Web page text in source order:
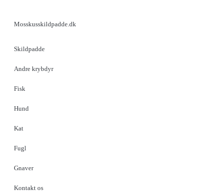
Mosskusskildpadde.dk
Skildpadde
Andre krybdyr
Fisk
Hund
Kat
Fugl
Gnaver
Kontakt os